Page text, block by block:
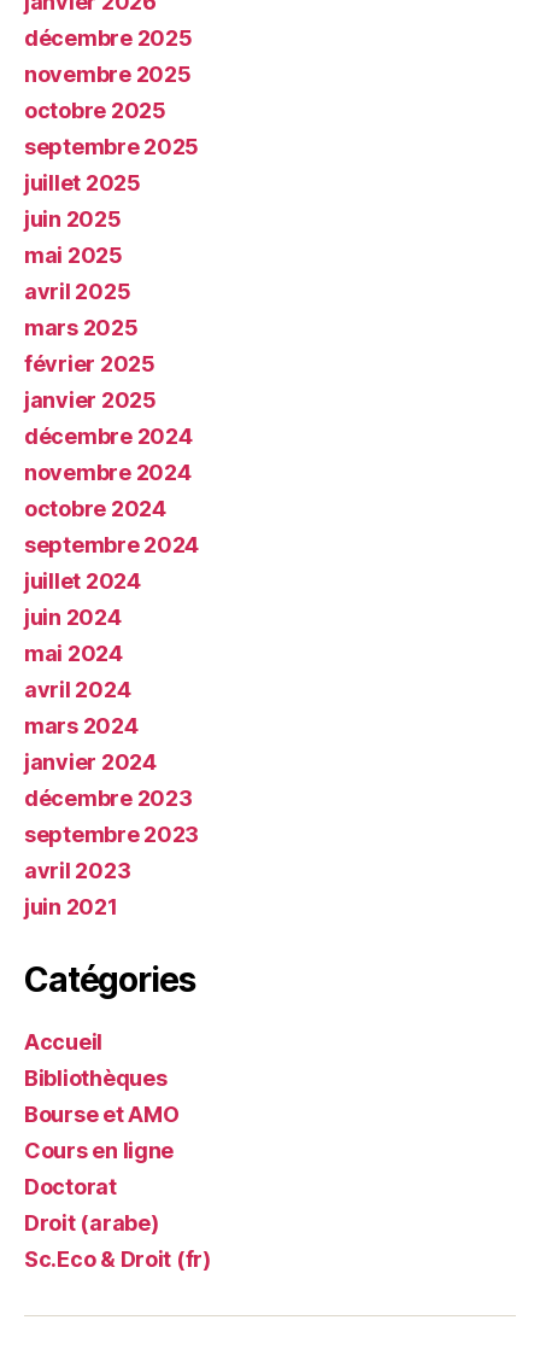
décembre 2025
novembre 2025
octobre 2025
septembre 2025
juillet 2025
juin 2025
mai 2025
avril 2025
mars 2025
février 2025
janvier 2025
décembre 2024
novembre 2024
octobre 2024
septembre 2024
juillet 2024
juin 2024
mai 2024
avril 2024
mars 2024
janvier 2024
décembre 2023
septembre 2023
avril 2023
juin 2021
Catégories
Accueil
Bibliothèques
Bourse et AMO
Cours en ligne
Doctorat
Droit (arabe)
Sc.Eco & Droit (fr)